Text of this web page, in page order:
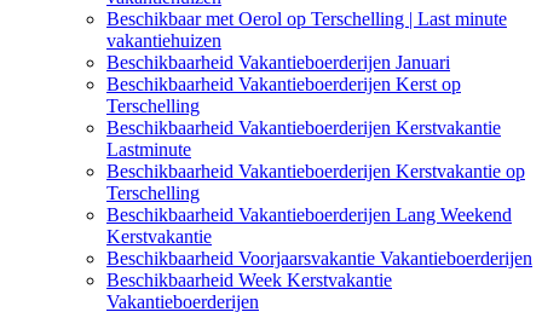
Beschikbaar met Oerol op Terschelling | Last minute
vakantiehuizen
Beschikbaarheid Vakantieboerderijen Januari
Beschikbaarheid Vakantieboerderijen Kerst op
Terschelling
Beschikbaarheid Vakantieboerderijen Kerstvakantie
Lastminute
Beschikbaarheid Vakantieboerderijen Kerstvakantie op
Terschelling
Beschikbaarheid Vakantieboerderijen Lang Weekend
Kerstvakantie
Beschikbaarheid Voorjaarsvakantie Vakantieboerderijen
Beschikbaarheid Week Kerstvakantie
Vakantieboerderijen